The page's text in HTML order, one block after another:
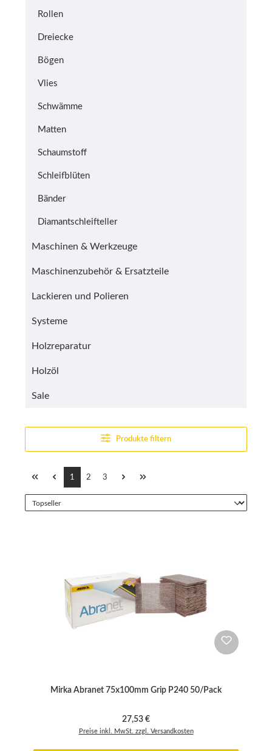
Rollen
Dreiecke
Bögen
Vlies
Schwämme
Matten
Schaumstoff
Schleifblüten
Bänder
Diamantschleifteller
Maschinen & Werkzeuge
Maschinenzubehör & Ersatzteile
Lackieren und Polieren
Systeme
Holzreparatur
Holzöl
Sale
Produkte filtern
Seite
1 Seite
2 Seite
3
Mirka Abranet 75x100mm Grip P240 50/Pack
Regulärer Preis:
27,53 €
Preise inkl. MwSt. zzgl. Versandkosten